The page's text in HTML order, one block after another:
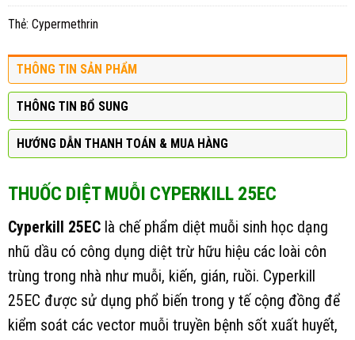
Thẻ: Cypermethrin
THÔNG TIN SẢN PHẨM
THÔNG TIN BỔ SUNG
HƯỚNG DẪN THANH TOÁN & MUA HÀNG
THUỐC DIỆT MUỖI CYPERKILL 25EC
Cyperkill 25EC là chế phẩm diệt muỗi sinh học dạng
nhũ dầu có công dụng diệt trừ hữu hiệu các loài côn
trùng trong nhà như muỗi, kiến, gián, ruồi. Cyperkill
25EC được sử dụng phổ biến trong y tế cộng đồng để
kiểm soát các vector muỗi truyền bệnh sốt xuất huyết,